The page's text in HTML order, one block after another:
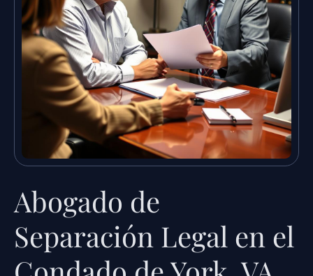
Abogado de
Separación Legal en el